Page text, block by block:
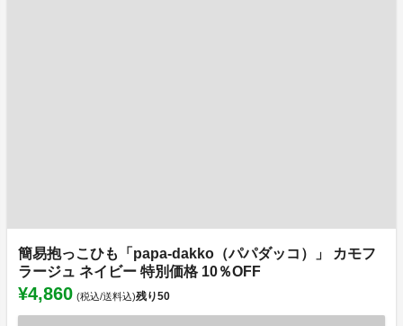
簡易抱っこひも「papa-dakko（パパダッコ）」 カモフ
ラージュ ネイビー 特別価格 10％OFF
¥4,860 (税込/送料込)残り50